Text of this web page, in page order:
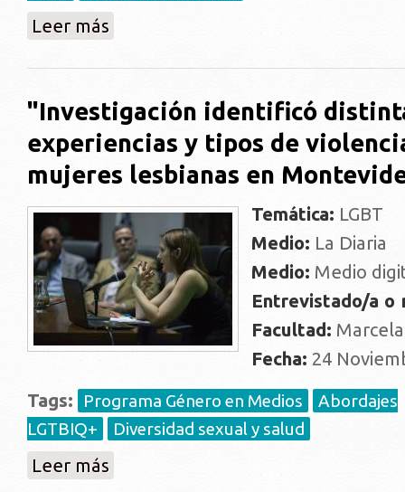
Leer más
"Investigación identificó
experiencias y tipos de
mujeres lesbianas en
Temática: LGBT
Medio: La Diaria
Medio: Medio
Entrevistado/a o
Facultad:
Fecha: 24
Tags:
Programa Género en Medios
Abordajes
LGTBIQ+
Diversidad sexual y salud
Leer más